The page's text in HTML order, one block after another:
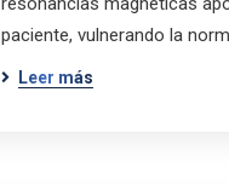
paciente, vulnerando la
Leer más